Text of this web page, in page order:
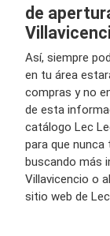
de
Así, siempre
en tu área
compras y no
de esta
catálogo Lec
para que
buscando más
Villavicencio o
sitio web de